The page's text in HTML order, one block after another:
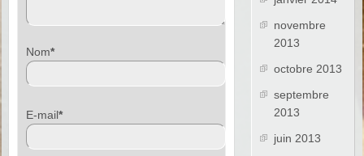
Nom*
E-mail*
novembre
2013
octobre 2013
septembre
2013
juin 2013